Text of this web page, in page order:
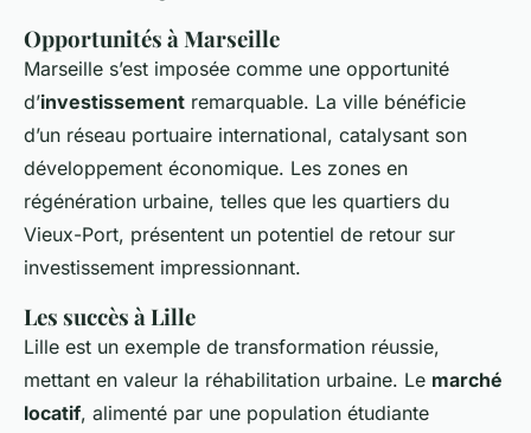
Opportunités à Marseille
Marseille s’est imposée comme une opportunité
d’investissement remarquable. La ville bénéficie
d’un réseau portuaire international, catalysant son
développement économique. Les zones en
régénération urbaine, telles que les quartiers du
Vieux-Port, présentent un potentiel de retour sur
investissement impressionnant.
Les succès à Lille
Lille est un exemple de transformation réussie,
mettant en valeur la réhabilitation urbaine. Le marché
locatif, alimenté par une population étudiante